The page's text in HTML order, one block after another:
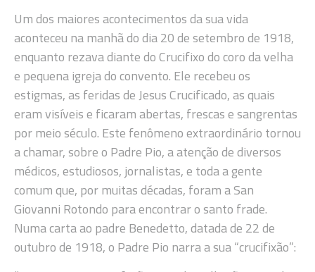
Um dos maiores acontecimentos da sua vida
aconteceu na manhã do dia 20 de setembro de 1918,
enquanto rezava diante do Crucifixo do coro da velha
e pequena igreja do convento. Ele recebeu os
estigmas, as feridas de Jesus Crucificado, as quais
eram visíveis e ficaram abertas, frescas e sangrentas
por meio século. Este fenômeno extraordinário tornou
a chamar, sobre o Padre Pio, a atenção de diversos
médicos, estudiosos, jornalistas, e toda a gente
comum que, por muitas décadas, foram a San
Giovanni Rotondo para encontrar o santo frade.
Numa carta ao padre Benedetto, datada de 22 de
outubro de 1918, o Padre Pio narra a sua “crucifixão”: